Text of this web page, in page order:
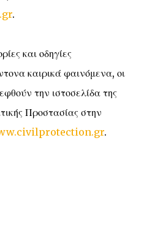
.
και οδηγίες
καιρικά φαινόμενα, οι
την ιστοσελίδα της
Προστασίας στην
.